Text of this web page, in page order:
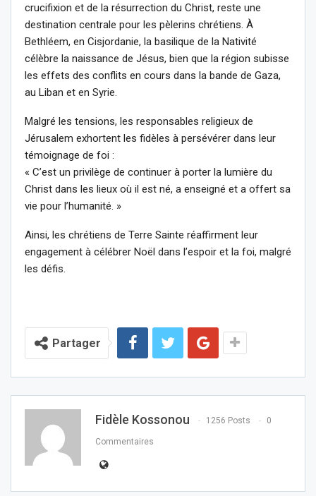
crucifixion et de la résurrection du Christ, reste une
destination centrale pour les pèlerins chrétiens. À
Bethléem, en Cisjordanie, la basilique de la Nativité
célèbre la naissance de Jésus, bien que la région subisse
les effets des conflits en cours dans la bande de Gaza,
au Liban et en Syrie.
Malgré les tensions, les responsables religieux de
Jérusalem exhortent les fidèles à persévérer dans leur
témoignage de foi :
« C’est un privilège de continuer à porter la lumière du
Christ dans les lieux où il est né, a enseigné et a offert sa
vie pour l’humanité. »
Ainsi, les chrétiens de Terre Sainte réaffirment leur
engagement à célébrer Noël dans l’espoir et la foi, malgré
les défis.
Partager
Fidèle Kossonou 1256 Posts 0
Commentaires